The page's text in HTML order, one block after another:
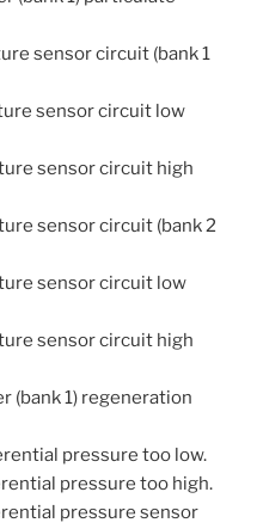
sensor circuit (bank 1
sensor circuit low
sensor circuit high
sensor circuit (bank 2
sensor circuit low
sensor circuit high
(bank 1) regeneration
pressure too low.
pressure too high.
pressure sensor